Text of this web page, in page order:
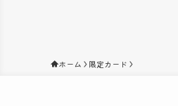
ホーム 限定カード